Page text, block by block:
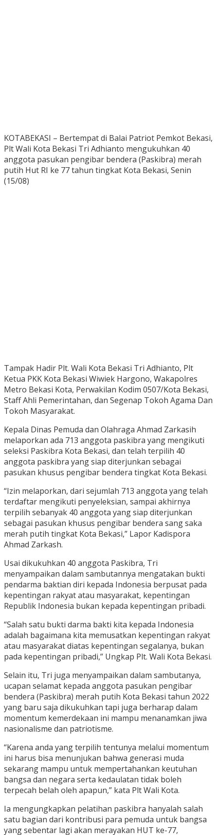
KOTABEKASI – Bertempat di Balai Patriot Pemkot Bekasi,
Plt Wali Kota Bekasi Tri Adhianto mengukuhkan 40
anggota pasukan pengibar bendera (Paskibra) merah
putih Hut RI ke 77 tahun tingkat Kota Bekasi, Senin
(15/08)
Tampak Hadir Plt. Wali Kota Bekasi Tri Adhianto, Plt
Ketua PKK Kota Bekasi Wiwiek Hargono, Wakapolres
Metro Bekasi Kota, Perwakilan Kodim 0507/Kota Bekasi,
Staff Ahli Pemerintahan, dan Segenap Tokoh Agama Dan
Tokoh Masyarakat.
Kepala Dinas Pemuda dan Olahraga Ahmad Zarkasih
melaporkan ada 713 anggota paskibra yang mengikuti
seleksi Paskibra Kota Bekasi, dan telah terpilih 40
anggota paskibra yang siap diterjunkan sebagai
pasukan khusus pengibar bendera tingkat Kota Bekasi.
“Izin melaporkan, dari sejumlah 713 anggota yang telah
terdaftar mengikuti penyeleksian, sampai akhirnya
terpilih sebanyak 40 anggota yang siap diterjunkan
sebagai pasukan khusus pengibar bendera sang saka
merah putih tingkat Kota Bekasi,” Lapor Kadispora
Ahmad Zarkash.
Usai dikukuhkan 40 anggota Paskibra, Tri
menyampaikan dalam sambutannya mengatakan bukti
pendarma baktian diri kepada Indonesia berpusat pada
kepentingan rakyat atau masyarakat, kepentingan
Republik Indonesia bukan kepada kepentingan pribadi.
“Salah satu bukti darma bakti kita kepada Indonesia
adalah bagaimana kita memusatkan kepentingan rakyat
atau masyarakat diatas kepentingan segalanya, bukan
pada kepentingan pribadi,” Ungkap Plt. Wali Kota Bekasi.
Selain itu, Tri juga menyampaikan dalam sambutanya,
ucapan selamat kepada anggota pasukan pengibar
bendera (Paskibra) merah putih Kota Bekasi tahun 2022
yang baru saja dikukuhkan tapi juga berharap dalam
momentum kemerdekaan ini mampu menanamkan jiwa
nasionalisme dan patriotisme.
“Karena anda yang terpilih tentunya melalui momentum
ini harus bisa menunjukan bahwa generasi muda
sekarang mampu untuk mempertahankan keutuhan
bangsa dan negara serta kedaulatan tidak boleh
terpecah belah oleh apapun,” kata Plt Wali Kota.
Ia mengungkapkan pelatihan paskibra hanyalah salah
satu bagian dari kontribusi para pemuda untuk bangsa
yang sebentar lagi akan merayakan HUT ke-77,